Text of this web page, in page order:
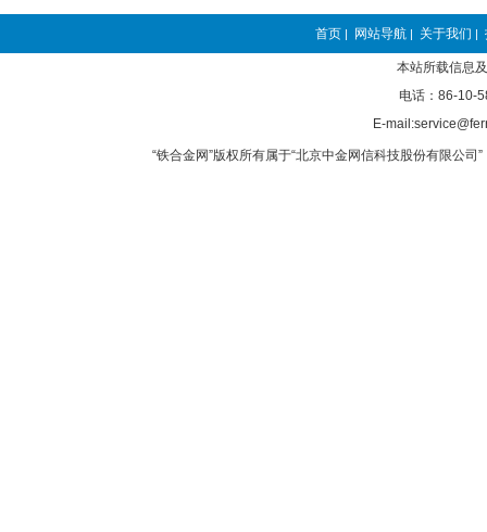
首页 | 网站导航 | 关于我们 |
本站所载信息
电话：86-10-
E-
“铁合金网”版权所有属于“北京中金网信科技股份有限公司